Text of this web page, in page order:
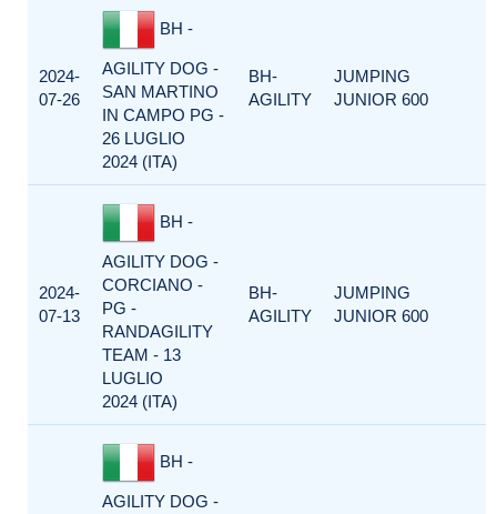
2024-
07-26
BH -
AGILITY DOG -
SAN MARTINO
IN CAMPO PG -
26 LUGLIO
2024 (ITA)
BH-
AGILITY
JUMPING
JUNIOR 600
2024-
07-13
BH -
AGILITY DOG -
CORCIANO -
PG -
RANDAGILITY
TEAM - 13
LUGLIO
2024 (ITA)
BH-
AGILITY
JUMPING
JUNIOR 600
BH -
AGILITY DOG -